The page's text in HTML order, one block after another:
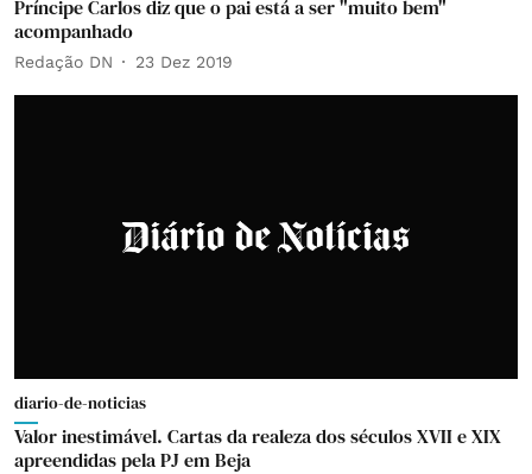
Príncipe Carlos diz que o pai está a ser "muito bem"
acompanhado
Redação DN 23 Dez 2019
diario-de-noticias
Valor inestimável. Cartas da realeza dos séculos XVII e XIX
apreendidas pela PJ em Beja